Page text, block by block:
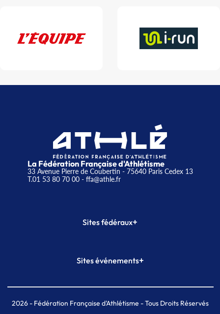
La Fédération Française d'Athlétisme
33 Avenue Pierre de Coubertin - 75640 Paris Cedex 13
T.01 53 80 70 00- ffa@athle.fr
Sites fédéraux+
Plateforme Formation
Sites événements+
Meeting de Paris indoor
MAIF Ekiden de Paris
2026- Fédération Française d'Athlétisme - Tous Droits Réservés